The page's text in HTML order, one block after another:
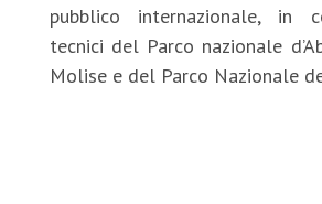
pubblico internazionale, in
tecnici del Parco nazionale
Molise e del Parco Nazionale